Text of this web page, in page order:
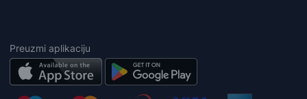
Preuzmi aplikaciju